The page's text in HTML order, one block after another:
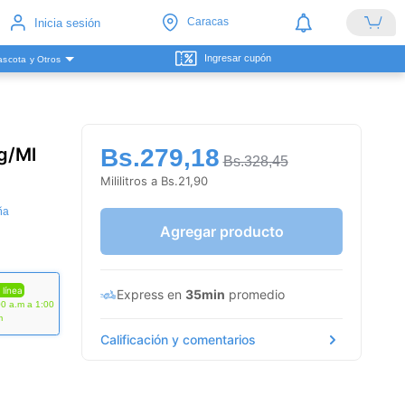
Inicia sesión Caracas
y Otros Ingresar cupón
Ml
línea
a.m a 1:00
Bs.279,18 Bs.328,45
Mililitros a Bs.21,90
Agregar producto
Express en 35min promedio
Calificación y comentarios